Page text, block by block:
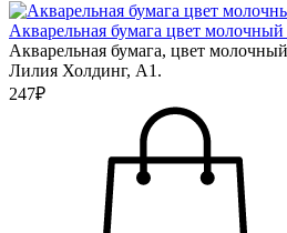
Акварельная бумага цвет
Акварельная бумага, цвет
Лилия Холдинг, А1.
247₽